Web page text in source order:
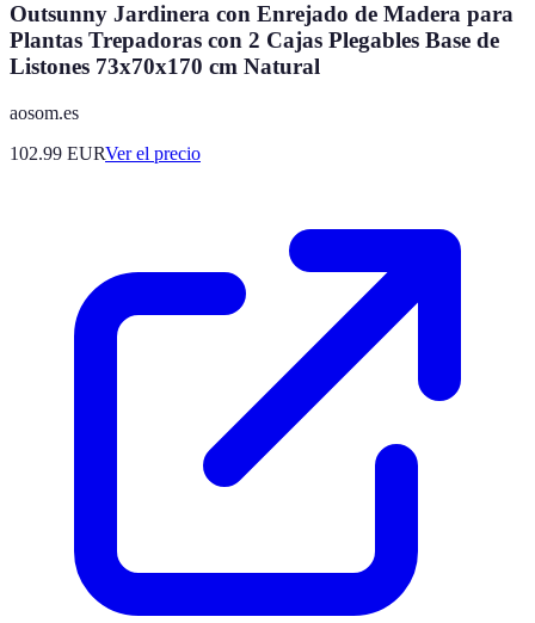
Outsunny Jardinera con Enrejado de Madera para
Plantas Trepadoras con 2 Cajas Plegables Base de
Listones 73x70x170 cm Natural
aosom.es
102.99 EURVer el precio